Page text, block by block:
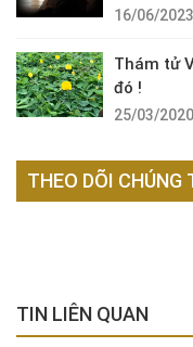
16/06/2023
Thám tử
đó !
25/03/2020
THEO DÕI CHÚNG
TIN LIÊN QUAN